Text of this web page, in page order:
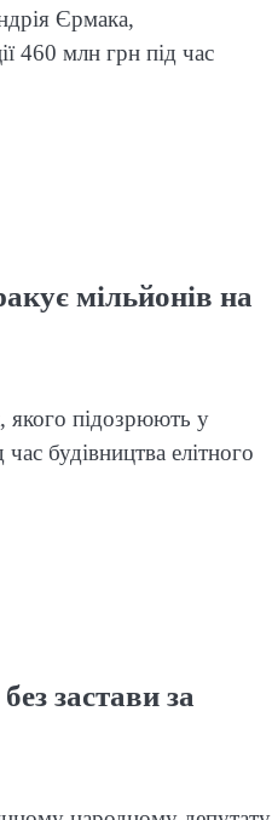
Єрмака,
460 млн грн під час
мільйонів на
якого підозрюють у
будівництва елітного
застави за